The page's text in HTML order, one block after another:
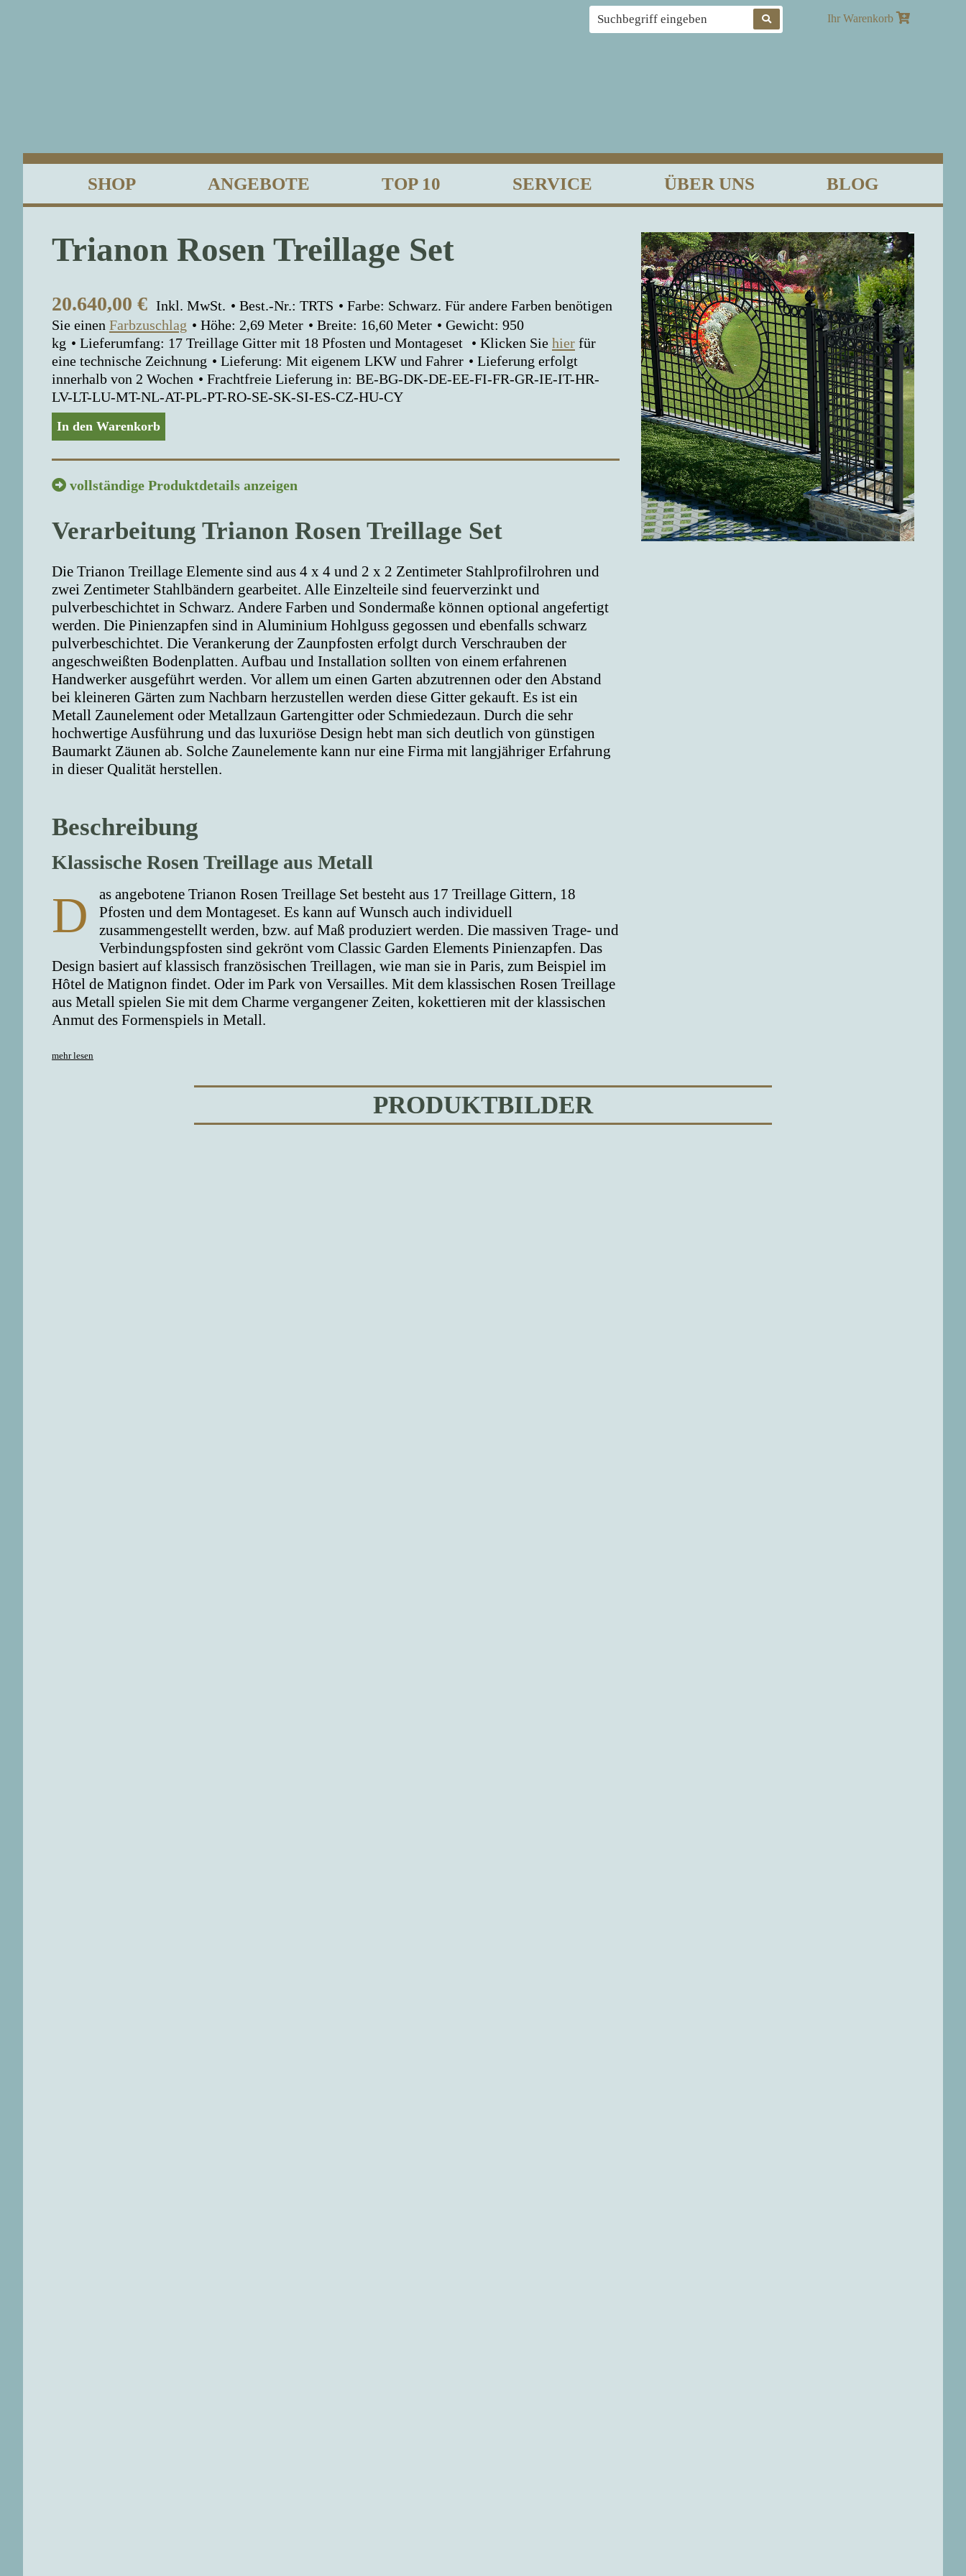
suchen
Ihr Warenkorb
SHOP ANGEBOTE TOP 10 SERVICE ÜBER UNS BLOG
Trianon Rosen Treillage Set
20.640,00 € Inkl. MwSt. Best.-Nr.: TRTS
Farbe: Schwarz. Für andere Farben benötigen
Sie einen Farbzuschlag Höhe: 2,69 Meter Breite: 16,60 Meter
Gewicht: 950
kg
Lieferumfang: 17 Treillage Gitter mit 18 Pfosten und Montageset Klicken Sie hier für
eine technische Zeichnung
Lieferung: Mit eigenem LKW und Fahrer
Lieferung erfolgt
innerhalb von 2 Wochen
Frachtfreie Lieferung in: BE-BG-DK-DE-EE-FI-FR-GR-IE-IT-HR-
LV-LT-LU-MT-NL-AT-PL-PT-RO-SE-SK-SI-ES-CZ-HU-CY
In den Warenkorb
vollständige Produktdetails anzeigen
Verarbeitung Trianon Rosen Treillage Set
Die Trianon Treillage Elemente sind aus 4 x 4 und 2 x 2 Zentimeter Stahlprofilrohren und
zwei Zentimeter Stahlbändern gearbeitet. Alle Einzelteile sind feuerverzinkt und
pulverbeschichtet in Schwarz. Andere Farben und Sondermaße können optional angefertigt
werden. Die Pinienzapfen sind in Aluminium Hohlguss gegossen und ebenfalls schwarz
pulverbeschichtet. Die Verankerung der Zaunpfosten erfolgt durch Verschrauben der
angeschweißten Bodenplatten. Aufbau und Installation sollten von einem erfahrenen
Handwerker ausgeführt werden. Vor allem um einen Garten abzutrennen oder den Abstand
bei kleineren Gärten zum Nachbarn herzustellen werden diese Gitter gekauft. Es ist ein
Metall Zaunelement oder Metallzaun Gartengitter oder Schmiedezaun. Durch die sehr
hochwertige Ausführung und das luxuriöse Design hebt man sich deutlich von günstigen
Baumarkt Zäunen ab. Solche Zaunelemente kann nur eine Firma mit langjähriger Erfahrung
in dieser Qualität herstellen.
Beschreibung
Klassische Rosen Treillage aus Metall
D
as angebotene Trianon Rosen Treillage Set besteht aus 17 Treillage Gittern, 18
Pfosten und dem Montageset. Es kann auf Wunsch auch individuell
zusammengestellt werden, bzw. auf Maß produziert werden. Die massiven Trage- und
Verbindungspfosten sind gekrönt vom Classic Garden Elements Pinienzapfen. Das
Design basiert auf klassisch französischen Treillagen, wie man sie in Paris, zum Beispiel im
Hôtel de Matignon findet. Oder im Park von Versailles. Mit dem klassischen Rosen Treillage
aus Metall spielen Sie mit dem Charme vergangener Zeiten, kokettieren mit der klassischen
Anmut des Formenspiels in Metall.
mehr lesen
PRODUKTBILDER